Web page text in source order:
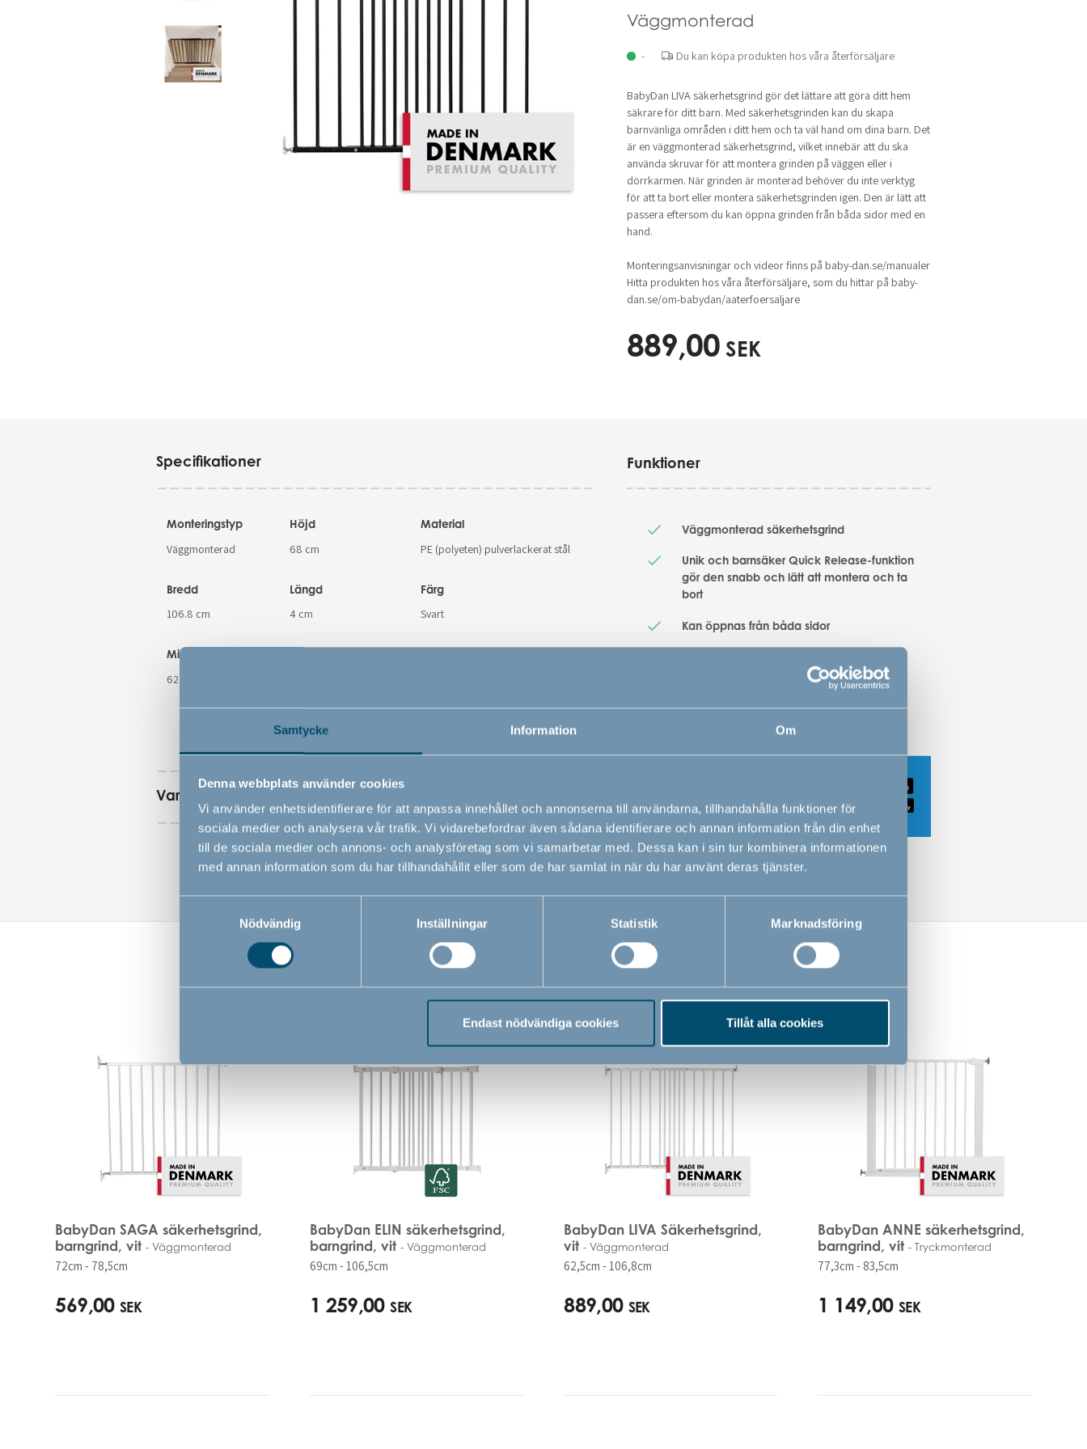
Samtycke Information Om
Denna webbplats använder cookies
Vi använder enhetsidentifierare för att anpassa innehållet och annonserna till användarna, tillhandahålla funktioner för
sociala medier och analysera vår trafik. Vi vidarebefordrar även sådana identifierare och annan information från din enhet
till de sociala medier och annons- och analysföretag som vi samarbetar med. Dessa kan i sin tur kombinera informationen
med annan information som du har tillhandahållit eller som de har samlat in när du har använt deras tjänster.
Nödvändig
Inställningar Statistik Marknadsföring
Endast nödvändiga cookies Tillåt alla cookies
Väggmonterad
- Du kan köpa produkten hos våra återförsäljare
BabyDan LIVA säkerhetsgrind gör det lättare att göra ditt hem
säkrare för ditt barn. Med säkerhetsgrinden kan du skapa
barnvänliga områden i ditt hem och ta väl hand om dina barn. Det
är en väggmonterad säkerhetsgrind, vilket innebär att du ska
använda skruvar för att montera grinden på väggen eller i
dörrkarmen. När grinden är monterad behöver du inte verktyg
för att ta bort eller montera säkerhetsgrinden igen. Den är lätt att
passera eftersom du kan öppna grinden från båda sidor med en
hand.
Monteringsanvisningar och videor finns på baby-dan.se/manualer
Hitta produkten hos våra återförsäljare, som du hittar på baby-
dan.se/om-babydan/aaterfoersaljare
889,00 SEK
Specifikationer
Monteringstyp
Väggmonterad
Höjd
68 cm
Bredd
106.8 cm
Längd
4 cm
Minsta öppningsmått
62.5 cm
Material
PE (polyeten) pulverlackerat stål
Färg
Svart
Varningar
Funktioner
Väggmonterad säkerhetsgrind
Unik och barnsäker Quick Release-funktion
gör den snabb och lätt att montera och ta
bort
Kan öppnas från båda sidor
Relaterade produkter
BabyDan SAGA säkerhetsgrind,
barngrind, vit- Väggmonterad
72cm - 78,5cm
569,00 SEK
BabyDan ELIN säkerhetsgrind,
barngrind, vit - Väggmonterad
69cm - 106,5cm
1 259,00 SEK
BabyDan LIVA Säkerhetsgrind,
vit- Väggmonterad
62,5cm - 106,8cm
889,00 SEK
BabyDan ANNE säkerhetsgrind,
barngrind, vit- Tryckmonterad
77,3cm - 83,5cm
1 149,00 SEK